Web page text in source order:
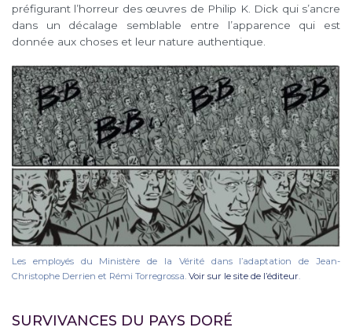
préfigurant l’horreur des œuvres de Philip K. Dick qui s’ancre
dans un décalage semblable entre l’apparence qui est
donnée aux choses et leur nature authentique.
Les employés du Ministère de la Vérité dans l’adaptation de Jean-
Christophe Derrien et Rémi Torregrossa. Voir sur le site de l’éditeur.
SURVIVANCES DU PAYS DORÉ